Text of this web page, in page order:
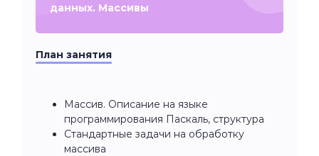
данных. Массивы
План занятия
Массив. Описание на языке
программирования Паскаль, структура
Стандартные задачи на обработку
массива